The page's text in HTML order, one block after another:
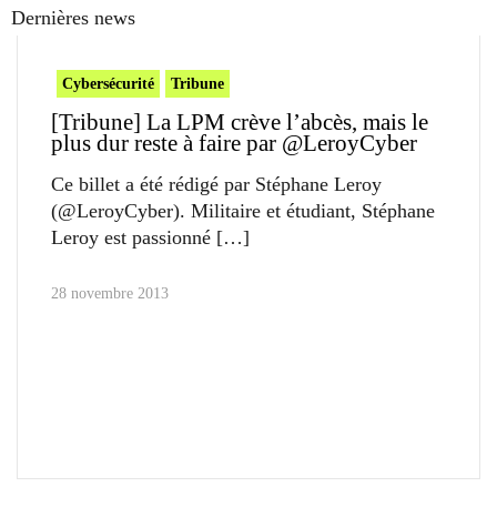
Dernières news
Cybersécurité Tribune
[Tribune] La LPM crève l’abcès, mais le
plus dur reste à faire par @LeroyCyber
Ce billet a été rédigé par Stéphane Leroy
(@LeroyCyber). Militaire et étudiant, Stéphane
Leroy est passionné
28 novembre 2013